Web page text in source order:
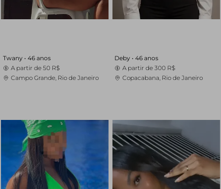
Twany • 46 anos
A partir de 50 R$
Campo Grande, Rio de Janeiro
Deby • 46 anos
A partir de 300 R$
Copacabana, Rio de Janeiro